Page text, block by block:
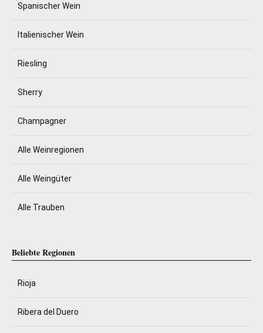
Spanischer Wein
Italienischer Wein
Riesling
Sherry
Champagner
Alle Weinregionen
Alle Weingüter
Alle Trauben
Beliebte Regionen
Rioja
Ribera del Duero